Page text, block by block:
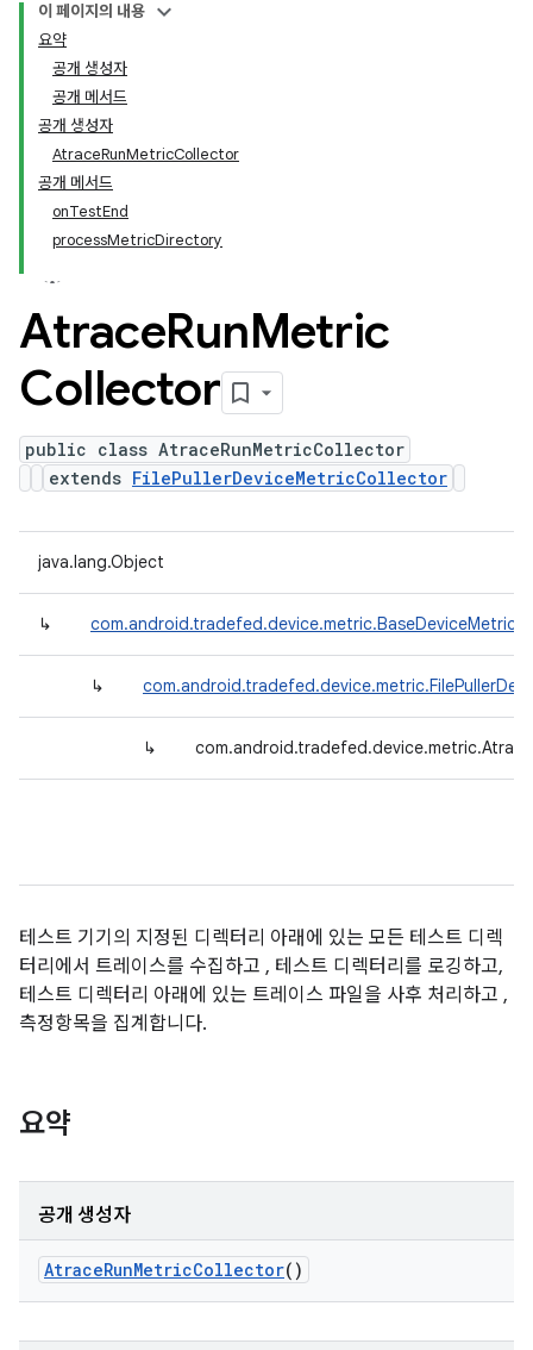
이 페이지의 내용
요약
공개 생성자
공개 메서드
공개 생성자
AtraceRunMetricCollector
공개 메서드
onTestEnd
processMetricDirectory
AtraceRunMetric
Collector
public class AtraceRunMetricCollector
extends FilePullerDeviceMetricCollector
java.lang.Object
↳
↳
↳
테스트 기기의 지정된 디렉터리 아래에 있는 모든 테스트 디렉
터리에서 트레이스를 수집하고 , 테스트 디렉터리를 로깅하고,
테스트 디렉터리 아래에 있는 트레이스 파일을 사후 처리하고 ,
측정항목을 집계합니다.
요약
공개 생성자
AtraceRunMetricCollector()